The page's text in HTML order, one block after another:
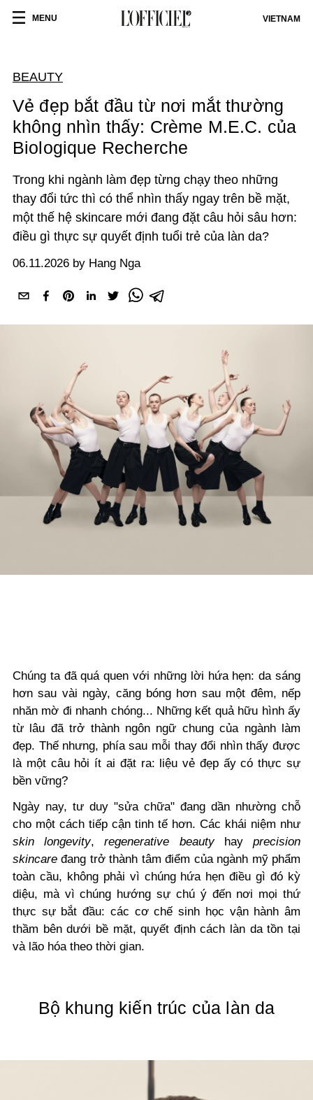
MENU VIETNAM
BEAUTY
Vẻ đẹp bắt đầu từ nơi mắt thường
không nhìn thấy: Crème M.E.C. của
Biologique Recherche
Trong khi ngành làm đẹp từng chạy theo những
thay đổi tức thì có thể nhìn thấy ngay trên bề mặt,
một thế hệ skincare mới đang đặt câu hỏi sâu hơn:
điều gì thực sự quyết định tuổi trẻ của làn da?
06.11.2026 by Hang Nga
Chúng ta đã quá quen với những lời hứa hẹn: da sáng
hơn sau vài ngày, căng bóng hơn sau một đêm, nếp
nhăn mờ đi nhanh chóng... Những kết quả hữu hình ấy
từ lâu đã trở thành ngôn ngữ chung của ngành làm
đẹp. Thế nhưng, phía sau mỗi thay đổi nhìn thấy được
là một câu hỏi ít ai đặt ra: liệu vẻ đẹp ấy có thực sự
bền vững?
Ngày nay, tư duy "sửa chữa" đang dần nhường chỗ
cho một cách tiếp cận tinh tế hơn. Các khái niệm như
skin longevity,regenerative beautyhayprecision
skincare đang trở thành tâm điểm của ngành mỹ phẩm
toàn cầu, không phải vì chúng hứa hẹn điều gì đó kỳ
diệu, mà vì chúng hướng sự chú ý đến nơi mọi thứ
thực sự bắt đầu: các cơ chế sinh học vận hành âm
thầm bên dưới bề mặt, quyết định cách làn da tồn tại
và lão hóa theo thời gian.
Bộ khung kiến trúc của làn da